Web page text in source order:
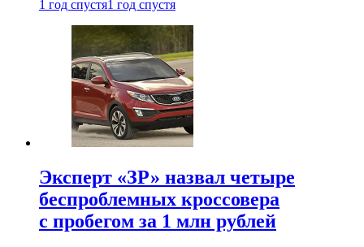
1 год спустя1 год спустя
Эксперт «ЗР» назвал четыре
беспроблемных кроссовера
с пробегом за 1 млн рублей